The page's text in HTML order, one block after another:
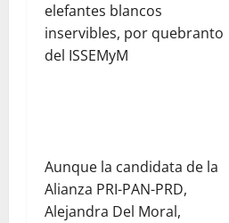
elefantes blancos
inservibles, por quebranto
del ISSEMyM
Aunque la candidata de la
Alianza PRI-PAN-PRD,
Alejandra Del Moral,